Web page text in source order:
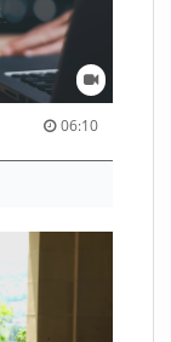
06:10